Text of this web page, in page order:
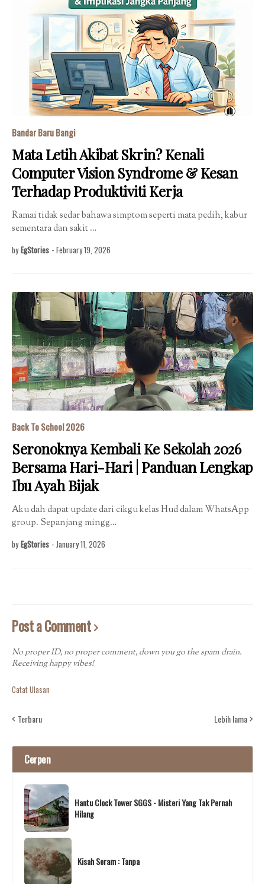
Bandar Baru Bangi
Mata Letih Akibat Skrin? Kenali
Computer Vision Syndrome & Kesan
Terhadap Produktiviti Kerja
Ramai tidak sedar bahawa simptom seperti mata pedih, kabur
sementara dan sakit …
by EgStories - February 19, 2026
Back To School 2026
Seronoknya Kembali Ke Sekolah 2026
Bersama Hari-Hari | Panduan Lengkap
Ibu Ayah Bijak
Aku dah dapat update dari cikgu kelas Hud dalam WhatsApp
group. Sepanjang mingg…
by EgStories - January 11, 2026
Post a Comment
No proper ID, no proper comment, down you go the spam drain.
Receiving happy vibes!
Catat Ulasan
Terbaru Lebih lama
Cerpen
Hantu Clock Tower SGGS - Misteri Yang Tak Pernah
Hilang
Kisah Seram : Tanpa